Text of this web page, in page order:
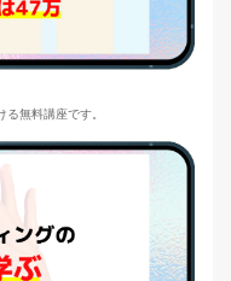
無料講座です。